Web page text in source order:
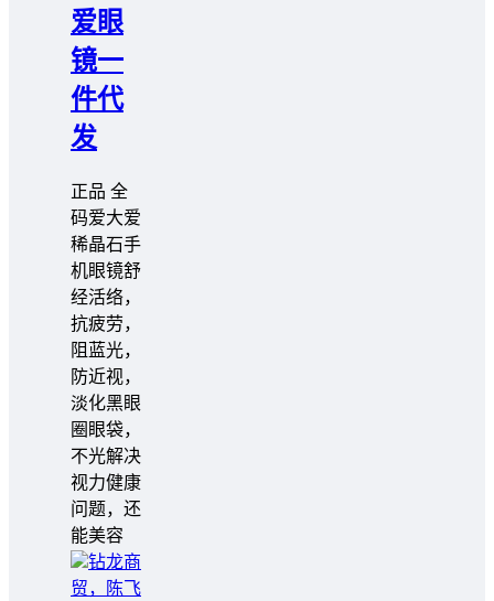
爱眼
镜一
件代
发
正品 全
码爱大爱
稀晶石手
机眼镜舒
经活络，
抗疲劳，
阻蓝光，
防近视，
淡化黑眼
圈眼袋，
不光解决
视力健康
问题，还
能美容
钻龙商
贸，陈飞